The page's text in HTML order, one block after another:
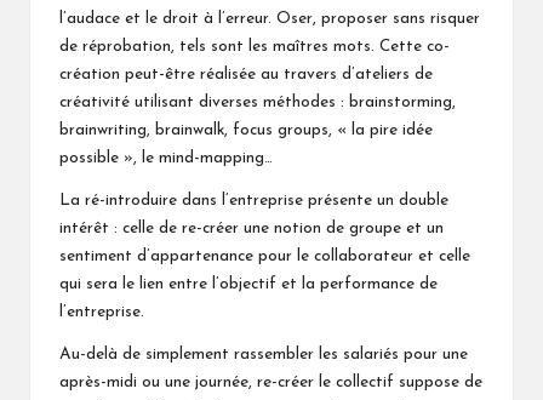
l’audace et le droit à l’erreur. Oser, proposer sans risquer
de réprobation, tels sont les maîtres mots. Cette co-
création peut-être réalisée au travers d’ateliers de
créativité utilisant diverses méthodes : brainstorming,
brainwriting, brainwalk, focus groups, « la pire idée
possible », le mind-mapping…
La ré-introduire dans l’entreprise présente un double
intérêt : celle de re-créer une notion de groupe et un
sentiment d’appartenance pour le collaborateur et celle
qui sera le lien entre l’objectif et la performance de
l’entreprise.
Au-delà de simplement rassembler les salariés pour une
après-midi ou une journée, re-créer le collectif suppose de